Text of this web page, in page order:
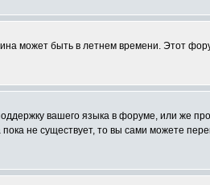
может быть в летнем времени. Этот
вашего языка в форуме, или же
не существует, то вы сами можете